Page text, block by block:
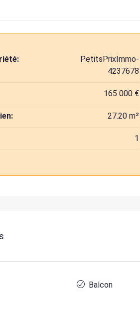
PetitsPrixImmo-
4237678
165 000 €
27.20 m²
1
Balcon